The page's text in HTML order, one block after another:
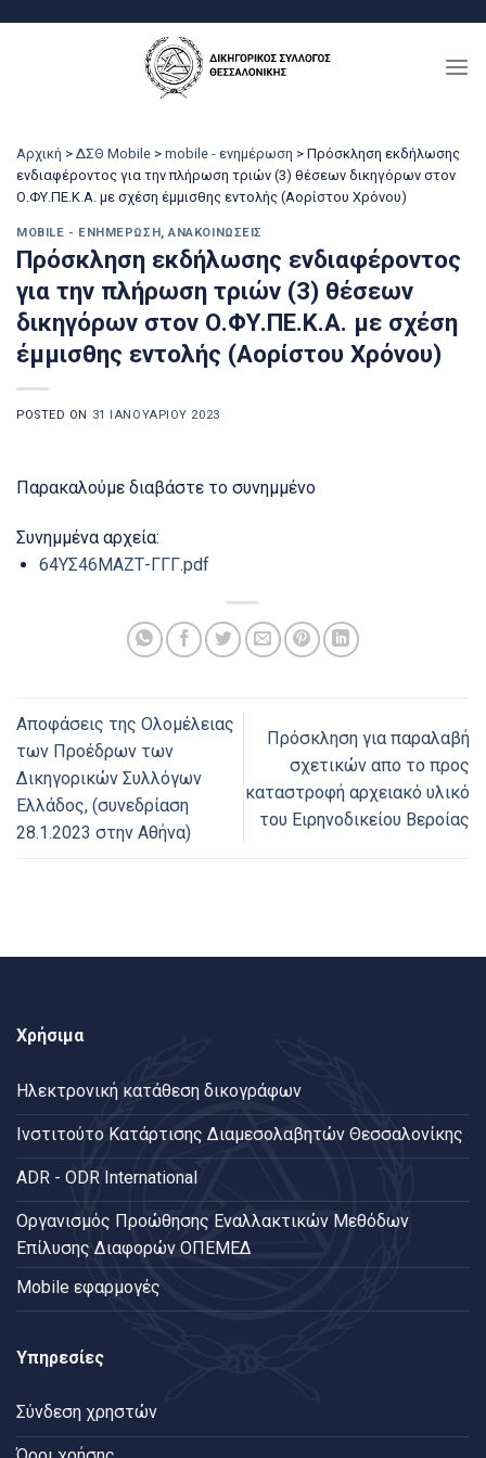
Αρχική > ΔΣΘ Mobile > mobile - ενημέρωση > Πρόσκληση εκδήλωσης
ενδιαφέροντος για την πλήρωση τριών (3) θέσεων δικηγόρων στον
Ο.ΦΥ.ΠΕ.Κ.Α. με σχέση έμμισθης εντολής (Αορίστου Χρόνου)
MOBILE - ΕΝΗΜΈΡΩΣΗ,ΑΝΑΚΟΙΝΏΣΕΙΣ
Πρόσκληση εκδήλωσης ενδιαφέροντος
για την πλήρωση τριών (3) θέσεων
δικηγόρων στον Ο.ΦΥ.ΠΕ.Κ.Α. με σχέση
έμμισθης εντολής (Αορίστου Χρόνου)
POSTED ON 31 ΙΑΝΟΥΑΡΊΟΥ 2023
Παρακαλούμε διαβάστε το συνημμένο
Συνημμένα αρχεία:
64ΥΣ46ΜΑΖΤ-ΓΓΓ.pdf
Αποφάσεις της Ολομέλειας
των Προέδρων των
Δικηγορικών Συλλόγων
Ελλάδος, (συνεδρίαση
28.1.2023 στην Αθήνα)
Πρόσκληση για παραλαβή
σχετικών απο το προς
καταστροφή αρχειακό υλικό
του Ειρηνοδικείου Βεροίας
Χρήσιμα
Ηλεκτρονική κατάθεση δικογράφων
Ινστιτούτο Κατάρτισης Διαμεσολαβητών Θεσσαλονίκης
ADR - ODR International
Oργανισμός Προώθησης Εναλλακτικών Μεθόδων
Επίλυσης Διαφορών ΟΠΕΜΕΔ
Mobile εφαρμογές
Υπηρεσίες
Σύνδεση χρηστών